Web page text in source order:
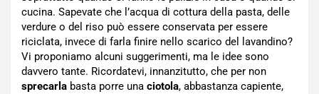
cucina. Sapevate che l’acqua di cottura della pasta, delle
verdure o del riso può essere conservata per essere
riciclata, invece di farla finire nello scarico del lavandino?
Vi proponiamo alcuni suggerimenti, ma le idee sono
davvero tante. Ricordatevi, innanzitutto, che per non
sprecarla basta porre una ciotola, abbastanza capiente,